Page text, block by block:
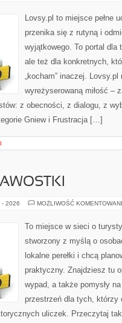
Lovsy.pl to miejsce pełne
przenika się z rutyną i
wyjątkowego. To portal
ale też dla konkretnych,
„kocham” inaczej. Lovsy.pl
wyreżyserowaną miłość –
z obecności, z dialogu, z
Gniew i Frustracja […]
- 2026 MOŻLIWOŚĆ
To miejsce w sieci o
stworzony z myślą o
lokalne perełki i chcą
praktyczny. Znajdziesz tu
wypad, a także pomysły
przestrzeń dla tych, którzy
uliczek. Przeczytaj